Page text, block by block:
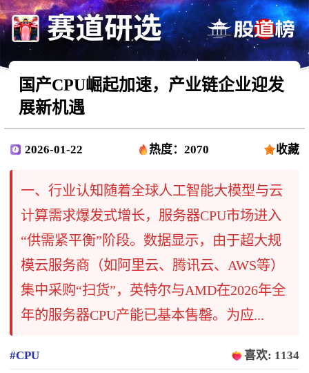
国产CPU崛起加速，产业链企业迎发
展新机遇
2026-01-22 热度：2070 收藏
一、行业认知随着全球人工智能大模型与云
计算需求爆发式增长，服务器CPU市场进入
“供需紧平衡”阶段。数据显示，由于超大规
模云服务商（如阿里云、腾讯云、AWS等）
集中采购“扫货”，英特尔与AMD在2026年全
年的服务器CPU产能已基本售罄。为应...
#CPU 喜欢: 1134